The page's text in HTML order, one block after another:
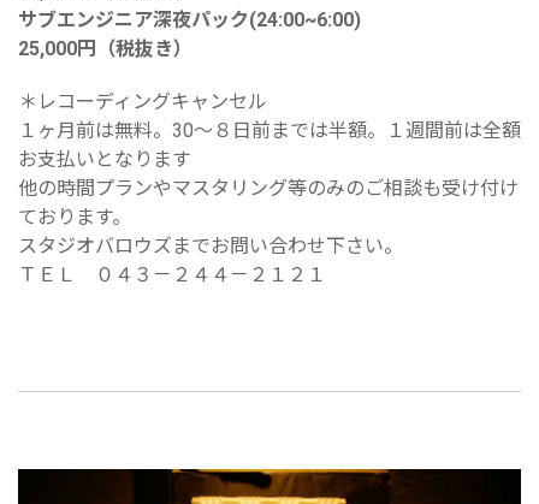
サブエンジニア深夜パック(24:00~6:00)
25,000円（税抜き）
＊レコーディングキャンセル
１ヶ月前は無料。30～８日前までは半額。１週間前は全額
お支払いとなります
他の時間プランやマスタリング等のみのご相談も受け付け
ております。
スタジオバロウズまでお問い合わせ下さい。
ＴＥＬ ０４３－２４４－２１２１